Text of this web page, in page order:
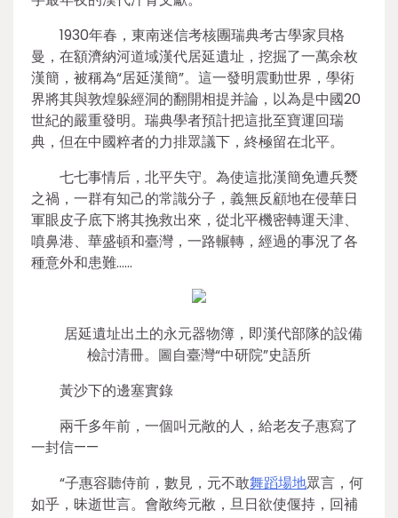
1930年春，東南迷信考核團瑞典考古學家貝格
曼，在額濟納河道域漢代居延遺址，挖掘了一萬余枚
漢簡，被稱為“居延漢簡”。這一發明震動世界，學術
界將其與敦煌躲經洞的翻開相提并論，以為是中國20
世紀的嚴重發明。瑞典學者預計把這批至寶運回瑞
典，但在中國粹者的力排眾議下，終極留在北平。
七七事情后，北平失守。為使這批漢簡免遭兵燹
之禍，一群有知己的常識分子，義無反顧地在侵華日
軍眼皮子底下將其挽救出來，從北平機密轉運天津、
噴鼻港、華盛頓和臺灣，一路輾轉，經過的事況了各
種意外和患難……
居延遺址出土的永元器物簿，即漢代部隊的設備
檢討清冊。圖自臺灣“中研院”史語所
黃沙下的邊塞實錄
兩千多年前，一個叫元敞的人，給老友子惠寫了
一封信——
“子惠容聽侍前，數見，元不敢舞蹈場地眾言，何
如乎，昧逝世言。會敞绔元敝，旦日欲使偃持，回補